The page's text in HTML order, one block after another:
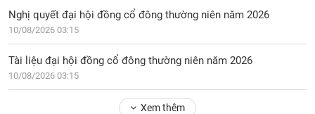
Nghị quyết đại hội đồng cổ đông thường niên năm 2026
10/08/2026 03:15
Tài liệu đại hội đồng cổ đông thường niên năm 2026
10/08/2026 03:15
Xem thêm